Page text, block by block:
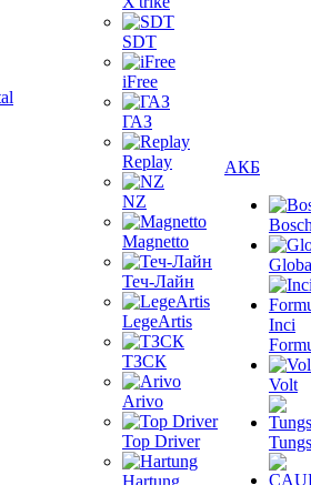
SDT
iFree
ГАЗ
Replay
NZ
Magnetto
Теч-Лайн
LegeArtis
ТЗСК
Arivo
Top Driver
Hartung
АКБ
Inci
Volt